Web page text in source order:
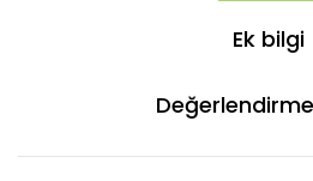
Ek bilgi